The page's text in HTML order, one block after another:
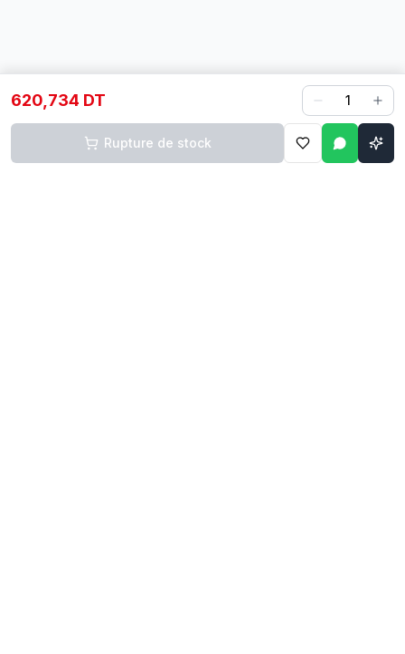
620,734 DT 1
Rupture de stock